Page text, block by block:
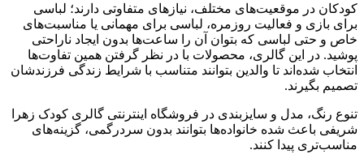
کودکان در موقعیت‌های مختلف، نیازهای متفاوتی دارند؛ لباسی
برای بازی و فعالیت روزمره، لباسی برای مهمانی یا مناسبت‌های
خاص و حتی لباسی که بتوان آن را ساعت‌ها بدون ایجاد ناراحتی
پوشید. در این گالری، محصولات با در نظر گرفتن همین تفاوت‌ها
انتخاب شده‌اند تا والدین بتوانند متناسب با شرایط زندگی فرزندشان
تصمیم بگیرند.
تنوع رنگ، مدل و سایزبندی در فروشگاه اینترنتی گالری کودک زهرا
شریفی باعث شده خانواده‌ها بتوانند بدون سردرگمی، گزینه‌های
مناسب‌تری پیدا کنند.